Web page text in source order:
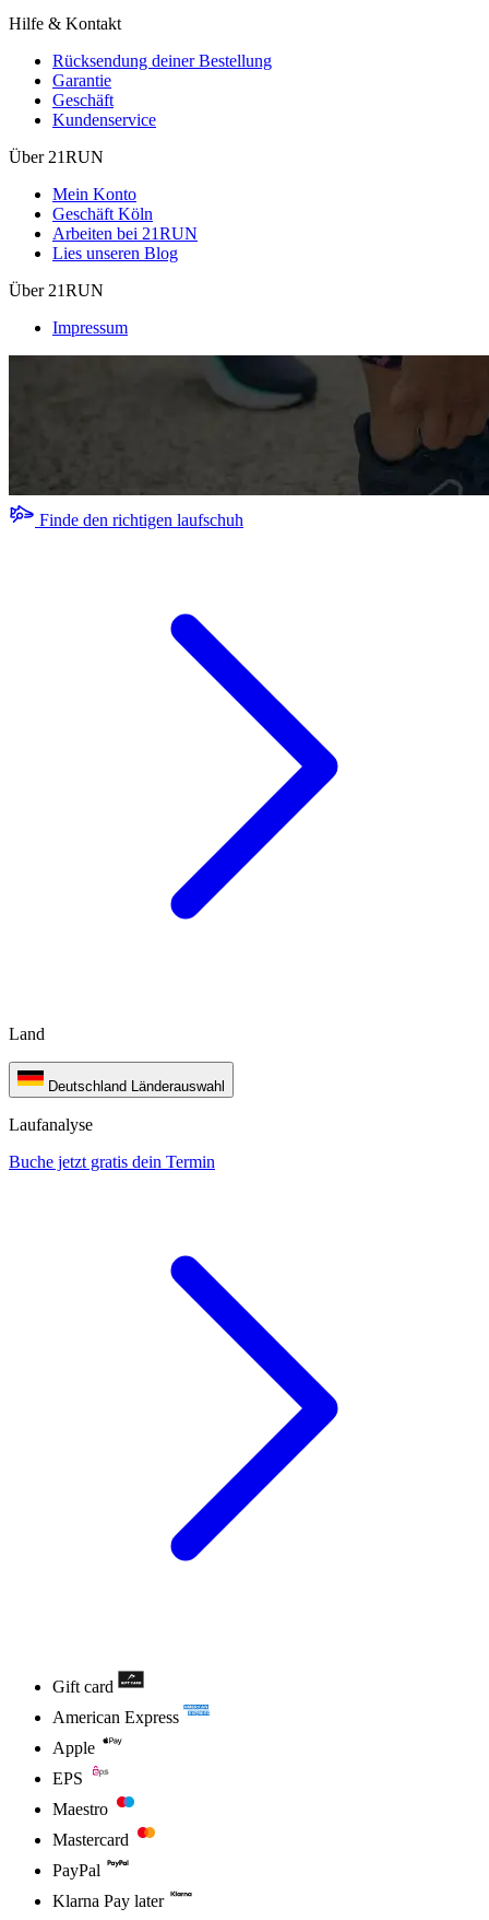
Hilfe & Kontakt
Rücksendung deiner Bestellung
Garantie
Geschäft
Kundenservice
Über 21RUN
Mein Konto
Geschäft Köln
Arbeiten bei 21RUN
Lies unseren Blog
Über 21RUN
Impressum
Finde den richtigen laufschuh
Land
Deutschland Länderauswahl
Laufanalyse
Buche jetzt gratis dein Termin
Gift card
American Express
Apple
EPS
Maestro
Mastercard
PayPal
Klarna Pay later